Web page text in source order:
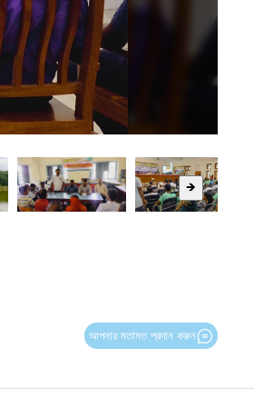
🡺
আপনার মতামত প্রদান করুন